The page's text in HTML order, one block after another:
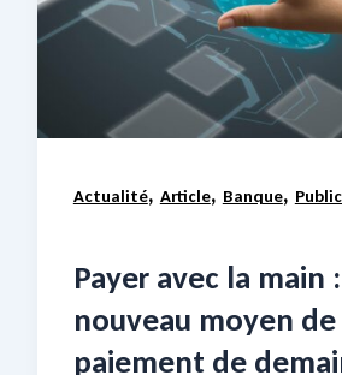
Actualité, Article, Banque,
Payer avec la main
nouveau moyen de
paiement de